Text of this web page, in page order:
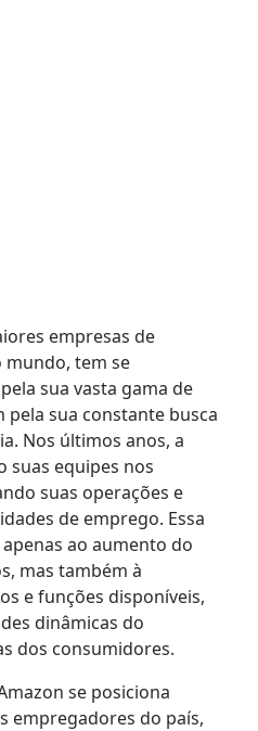
empresas de
mundo, tem se
sua vasta gama de
sua constante busca
Nos últimos anos, a
suas equipes nos
suas operações e
de emprego. Essa
ao aumento do
mas também à
e funções disponíveis,
dinâmicas do
dos consumidores.
se posiciona
empregadores do país,